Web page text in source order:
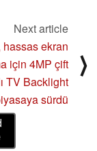
Next article
hassas ekran
için 4MP çift
TV Backlight
sürdü
⟩